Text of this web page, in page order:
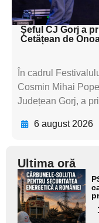
textul
Șeful CJ Gorj a
Cetățean de
În cadrul
Cosmin Mihai
Județean Gorj, a
6 august 2026
Ultima oră
Adaugă
aici textul
pentru
subtitlu